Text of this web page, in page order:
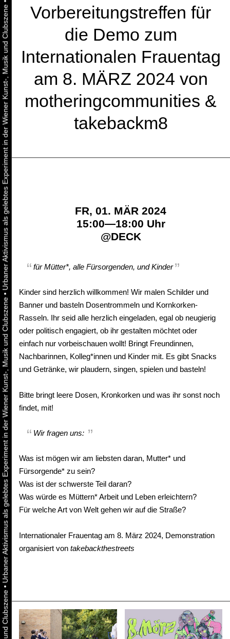
•
Urbaner Aktivismus als gelebtes Experiment in der Wiener Kunst-, Musik und Clubszene
•
Urbaner Aktivismus als gelebtes Experiment in der Wiener Kunst-, Musik und Clubszene
Vorbereitungstreffen für
die Demo zum
Internationalen Frauentag
am 8. MÄRZ 2024 von
motheringcommunities &
takebackm8
FR, 01. MÄR 2024
15:00—18:00 Uhr
@DECK
für Mütter*, alle Fürsorgenden, und Kinder
Kinder sind herzlich willkommen! Wir malen Schilder und
Banner und basteln Dosentrommeln und Kornkorken-
Rasseln. Ihr seid alle herzlich eingeladen, egal ob neugierig
oder politisch engagiert, ob ihr gestalten möchtet oder
einfach nur vorbeischauen wollt! Bringt Freundinnen,
Nachbarinnen, Kolleg*innen und Kinder mit. Es gibt Snacks
und Getränke, wir plaudern, singen, spielen und basteln!
Bitte bringt leere Dosen, Kronkorken und was ihr sonst noch
findet, mit!
Wir fragen uns:
Was ist mögen wir am liebsten daran, Mutter* und
Fürsorgende* zu sein?
Was ist der schwerste Teil daran?
Was würde es Müttern* Arbeit und Leben erleichtern?
Für welche Art von Welt gehen wir auf die Straße?
Internationaler Frauentag am 8. März 2024, Demonstration
organisiert von takebackthestreets